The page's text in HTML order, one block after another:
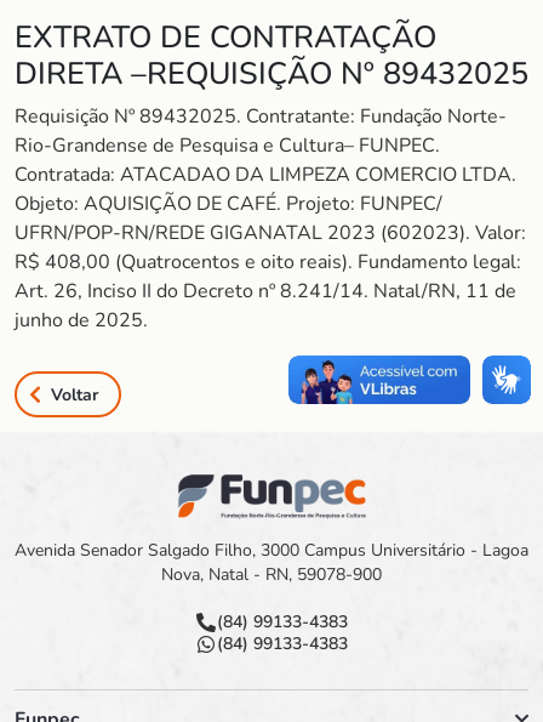
EXTRATO DE CONTRATAÇÃO
DIRETA –REQUISIÇÃO Nº 89432025
Requisição Nº 89432025. Contratante: Fundação Norte-
Rio-Grandense de Pesquisa e Cultura– FUNPEC.
Contratada: ATACADAO DA LIMPEZA COMERCIO LTDA.
Objeto: AQUISIÇÃO DE CAFÉ. Projeto: FUNPEC/
UFRN/POP-RN/REDE GIGANATAL 2023 (602023). Valor:
R$ 408,00 (Quatrocentos e oito reais). Fundamento legal:
Art. 26, Inciso II do Decreto nº 8.241/14. Natal/RN, 11 de
junho de 2025.
Voltar
Avenida Senador Salgado Filho, 3000 Campus Universitário - Lagoa
Nova, Natal - RN, 59078-900
(84) 99133-4383
(84) 99133-4383